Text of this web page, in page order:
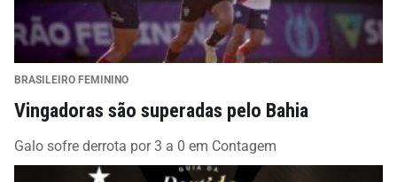
BRASILEIRO FEMININO
Vingadoras são superadas pelo Bahia
Galo sofre derrota por 3 a 0 em Contagem